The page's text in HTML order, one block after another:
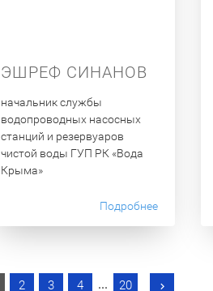
ЭШРЕФ СИНАНОВ
начальник службы
водопроводных насосных
станций и резервуаров
чистой воды ГУП РК «Вода
Крыма»
Подробнее
2 3 4 ... 20